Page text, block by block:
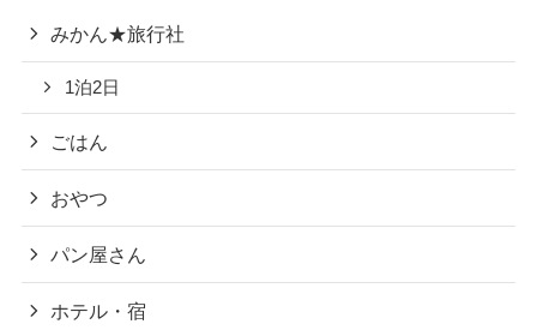
みかん★旅行社
1泊2日
ごはん
おやつ
パン屋さん
ホテル・宿